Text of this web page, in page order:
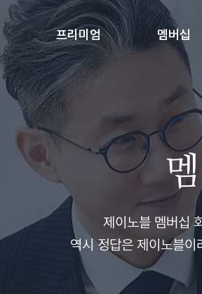
프리미엄 멤버십
제이노블 멤버십
역시 정답은 제이노블